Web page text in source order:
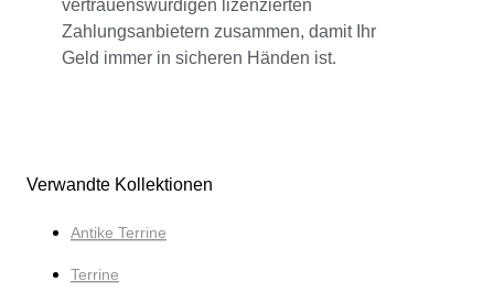
vertrauenswürdigen lizenzierten
Zahlungsanbietern zusammen, damit Ihr
Geld immer in sicheren Händen ist.
Verwandte Kollektionen
Antike Terrine
Terrine